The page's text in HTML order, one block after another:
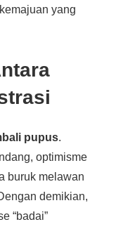
yang
pupus.
optimisme
buruk melawan
demikian,
“badai”